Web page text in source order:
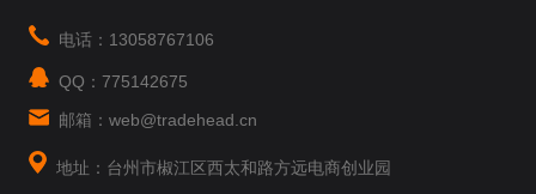
电话：13058767106
QQ：775142675
邮箱：web@tradehead.cn
地址：台州市椒江区西太和路方远电商创业园